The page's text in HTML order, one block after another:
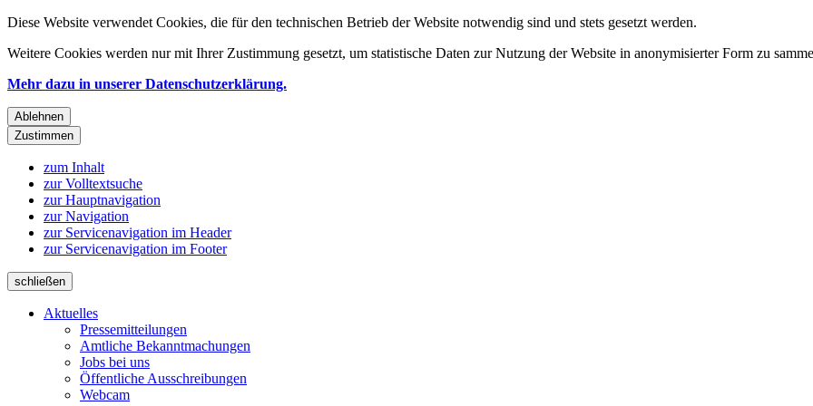
Diese Website verwendet Cookies, die für den technischen Betrieb der Website notwendig sind und stets gesetzt werden.
Weitere Cookies werden nur mit Ihrer Zustimmung gesetzt, um statistische Daten zur Nutzung der Website in anonymisierter Form zu
Mehr dazu in unserer Datenschutzerklärung.
Ablehnen
Zustimmen
zum Inhalt
zur Volltextsuche
zur Hauptnavigation
zur Navigation
zur Servicenavigation im Header
zur Servicenavigation im Footer
schließen
Aktuelles
Pressemitteilungen
Amtliche Bekanntmachungen
Jobs bei uns
Öffentliche Ausschreibungen
Webcam